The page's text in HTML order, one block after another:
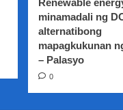
Renewable
minamadali ng
alternatibong
mapagkukunan
– Palasyo
0